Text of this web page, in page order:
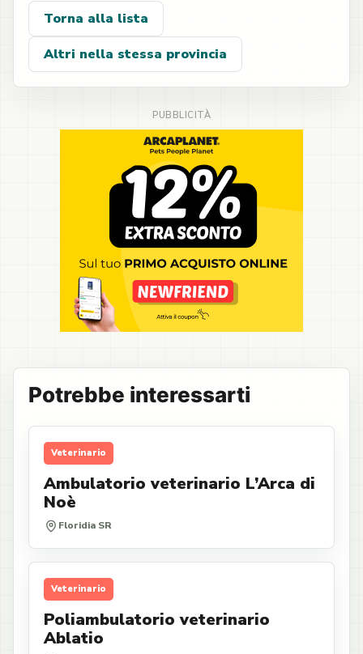
Torna alla lista
Altri nella stessa provincia
Potrebbe interessarti
Veterinario
Ambulatorio veterinario L’Arca di
Noè
Floridia SR
Veterinario
Poliambulatorio veterinario
Ablatio